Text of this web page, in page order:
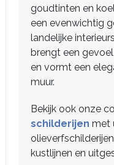
goudtinten en
een evenwichtig
landelijke
brengt een
en vormt een
muur.
Bekijk ook onze
schilderijen met
kustlijnen en